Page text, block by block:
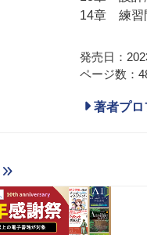
14章 練習
発売日：
ページ数：
著者プロ